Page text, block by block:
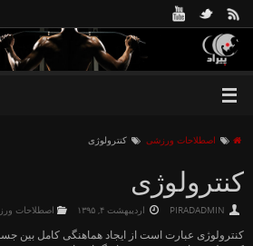
اصطلاحات ورزشی کنترولوژی
کنترولوژی
PIRADADMIN اردیبهشت ۴, ۱۳۹۵ اصطلاحات
کنترولوژی عبارت است از ایجاد هماهنگی کامل بین